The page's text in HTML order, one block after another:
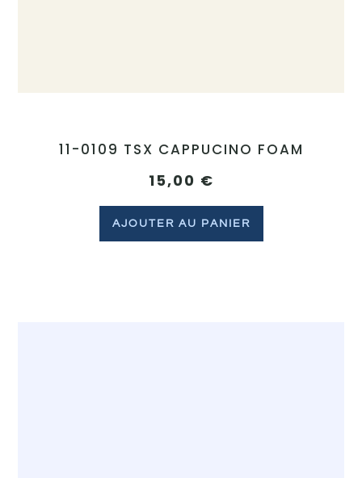
11-0109 TSX CAPPUCINO FOAM
15,00 €
AJOUTER AU PANIER